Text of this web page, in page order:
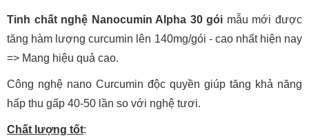
Tinh chất nghệ Nanocumin Alpha 30 gói mẫu mới được
tăng hàm lượng curcumin lên 140mg/gói - cao nhất hiện nay
=> Mang hiệu quả cao.
Công nghệ nano Curcumin độc quyền giúp tăng khả năng
hấp thu gấp 40-50 lần so với nghệ tươi.
Chất lượng tốt: